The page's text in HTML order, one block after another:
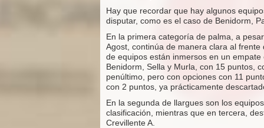
Hay que recordar que hay algunos
disputar, como es el caso de Benidorm,
En la primera categoría de palma, a
Agost, continúa de manera clara al
de equipos están inmersos en un
Benidorm, Sella y Murla, con 15 puntos,
penúltimo, pero con opciones con 11
con 2 puntos, ya prácticamente
En la segunda de llargues son los
clasificación, mientras que en tercera,
Crevillente A.